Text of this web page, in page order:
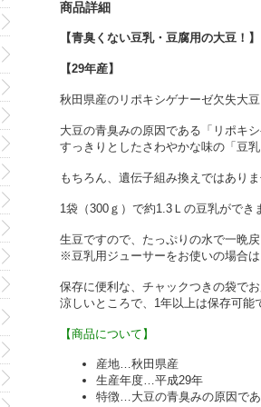
商品詳細
【青臭くない豆乳・豆腐用の大豆！
【29年産】
秋田県産のリポキシゲナーゼ欠失大
大豆の青臭みの原因である「リポキ
すっきりとしたさわやかな味の「豆
もちろん、遺伝子組み換えではありま
1袋（300ｇ）で約1.3Ｌの豆乳ができ
生豆ですので、たっぷりの水で一晩戻
※豆乳用ジューサーをお使いの場合
保存に便利な、チャックつきの袋でお
涼しいところで、1年以上は保存可能
【商品について】
産地…秋田県産
生産年度…平成29年
特徴…大豆の青臭みの原因であ